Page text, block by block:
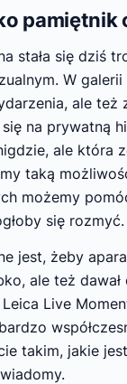
pamiętnik
stała się dziś
W
ale też
na prywatną
ale która
taką
możemy
się rozmyć.
jest, żeby
ale też
Live
takim, jakie